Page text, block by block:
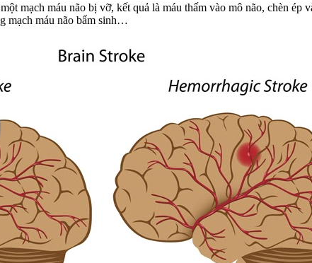
mạch máu não bị vỡ, kết quả là máu thấm vào mô não, chèn ép
mạch máu não bẩm sinh…